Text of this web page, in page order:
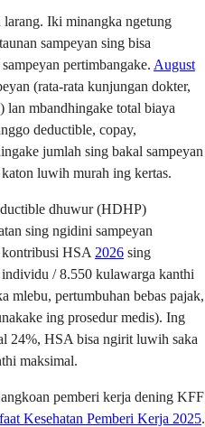
Iki minangka ngetung
sampeyan sing bisa
pertimbangake. August
(rata-rata kunjungan dokter,
lan mbandhingake total biaya
deductible, copay,
jumlah sing bakal sampeyan
luwih murah ing kertas.
dhuwur (HDHP)
sing ngidini sampeyan
HSA 2026 sing
/ 8.550 kulawarga kanthi
mlebu, pertumbuhan bebas pajak,
ing prosedur medis). Ing
24%, HSA bisa ngirit luwih saka
maksimal.
pemberi kerja dening KFF
Kesehatan Pemberi Kerja 2025.